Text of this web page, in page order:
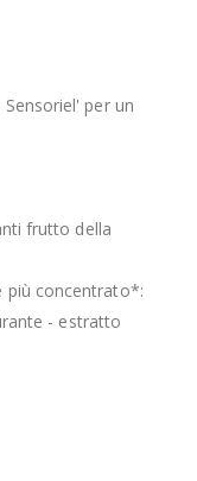
per un
frutto della
più concentrato*:
- estratto